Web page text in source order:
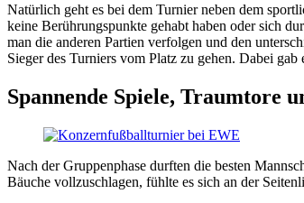
Natürlich geht es bei dem Turnier neben dem
keine Berührungspunkte gehabt haben oder sich
man die anderen Partien verfolgen und den
Sieger des Turniers vom Platz zu gehen. Dabei
Spannende Spiele, Traumtore
Nach der Gruppenphase durften die besten
Bäuche vollzuschlagen, fühlte es sich an der